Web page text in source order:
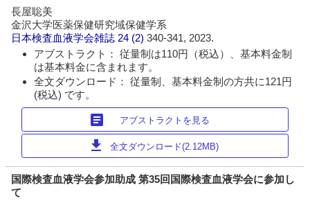
長屋聡美
金沢大学医薬保健研究域保健学系
日本検査血液学会雑誌 24 (2)340-341, 2023.
アブストラクト： 従量制は110円（税込）、基本料金制
は基本料金に含まれます。
全文ダウンロード： 従量制、基本料金制の方共に121円
(税込) です。
article アブストラクトを見る
download 全文ダウンロード(2.12MB)
国際検査血液学会参加助成 第35回国際検査血液学会に参加し
て